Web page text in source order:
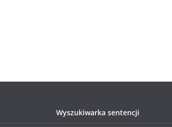
Wyszukiwarka sentencji